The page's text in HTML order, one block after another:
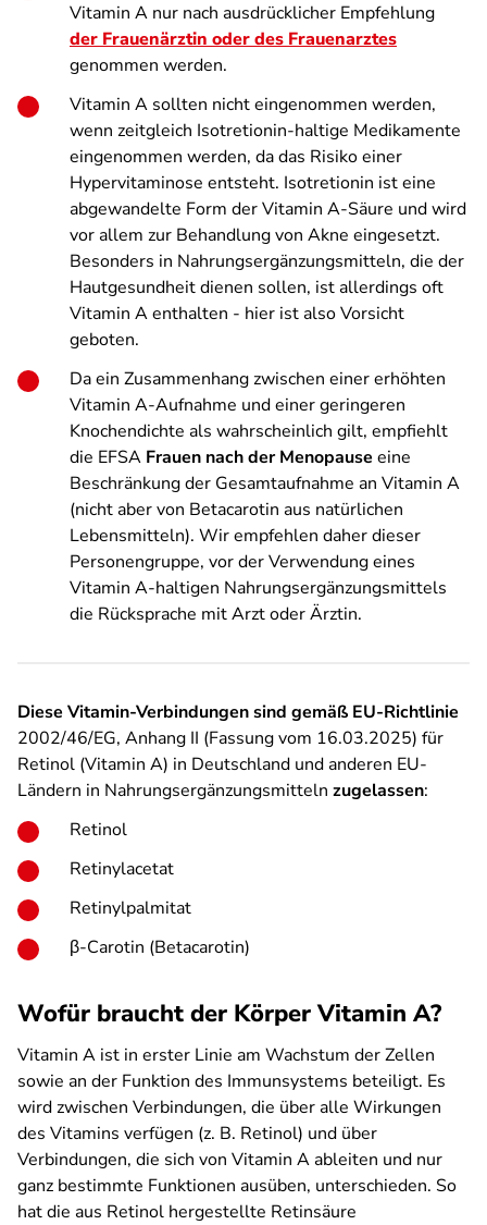
Vitamin A nur nach ausdrücklicher Empfehlung
der Frauenärztin oder des Frauenarztes
genommen werden.
Vitamin A sollten nicht eingenommen werden,
wenn zeitgleich Isotretionin-haltige Medikamente
eingenommen werden, da das Risiko einer
Hypervitaminose entsteht. Isotretionin ist eine
abgewandelte Form der Vitamin A-Säure und wird
vor allem zur Behandlung von Akne eingesetzt.
Besonders in Nahrungsergänzungsmitteln, die der
Hautgesundheit dienen sollen, ist allerdings oft
Vitamin A enthalten - hier ist also Vorsicht
geboten.
Da ein Zusammenhang zwischen einer erhöhten
Vitamin A-Aufnahme und einer geringeren
Knochendichte als wahrscheinlich gilt, empfiehlt
die EFSA Frauen nach der Menopause eine
Beschränkung der Gesamtaufnahme an Vitamin A
(nicht aber von Betacarotin aus natürlichen
Lebensmitteln). Wir empfehlen daher dieser
Personengruppe, vor der Verwendung eines
Vitamin A-haltigen Nahrungsergänzungsmittels
die Rücksprache mit Arzt oder Ärztin.
Diese Vitamin-Verbindungen sind gemäß EU-Richtlinie
2002/46/EG, Anhang II (Fassung vom 16.03.2025) für
Retinol (Vitamin A) in Deutschland und anderen EU-
Ländern in Nahrungsergänzungsmitteln zugelassen:
Retinol
Retinylacetat
Retinylpalmitat
β-Carotin (Betacarotin)
Wofür braucht der Körper Vitamin A?
Vitamin A ist in erster Linie am Wachstum der Zellen
sowie an der Funktion des Immunsystems beteiligt. Es
wird zwischen Verbindungen, die über alle Wirkungen
des Vitamins verfügen (z. B. Retinol) und über
Verbindungen, die sich von Vitamin A ableiten und nur
ganz bestimmte Funktionen ausüben, unterschieden. So
hat die aus Retinol hergestellte Retinsäure